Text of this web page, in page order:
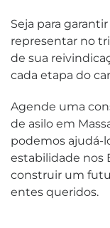
Seja para
representar no
de sua
cada etapa do
Agende uma
de asilo em
podemos ajudá-
estabilidade nos
construir um
entes queridos.